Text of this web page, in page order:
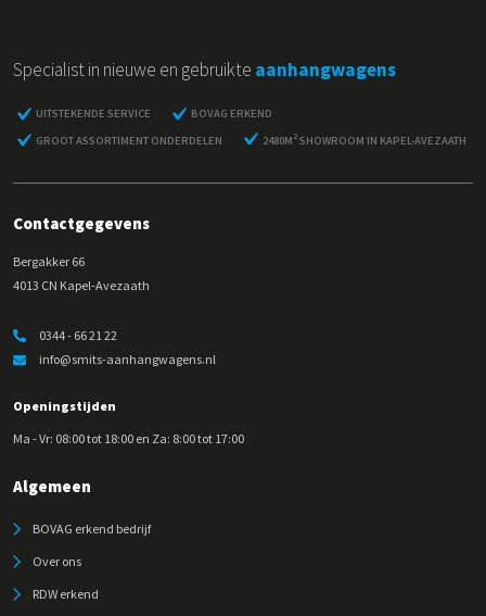
Specialist in nieuwe en gebruikte aanhangwagens
UITSTEKENDE SERVICE
BOVAG ERKEND
GROOT ASSORTIMENT ONDERDELEN
2480M 2SHOWROOM IN KAPEL-AVEZAATH
Contactgegevens
Bergakker 66
4013 CN Kapel-Avezaath
0344 - 66 21 22
info@smits-aanhangwagens.nl
Openingstijden
Ma - Vr: 08:00 tot 18:00 en Za: 8:00 tot 17:00
Algemeen
BOVAG erkend bedrijf
Over ons
RDW erkend